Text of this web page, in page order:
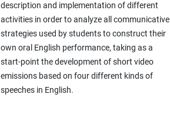
description and implementation of different
activities in order to analyze all communicative
strategies used by students to construct their
own oral English performance, taking as a
start-point the development of short video
emissions based on four different kinds of
speeches in English.